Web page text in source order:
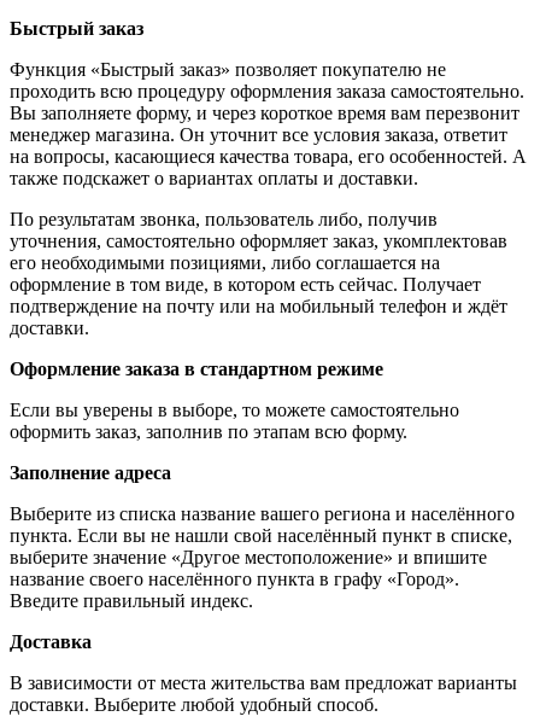
Быстрый заказ
Функция «Быстрый заказ» позволяет покупателю не
проходить всю процедуру оформления заказа самостоятельно.
Вы заполняете форму, и через короткое время вам перезвонит
менеджер магазина. Он уточнит все условия заказа, ответит
на вопросы, касающиеся качества товара, его особенностей. А
также подскажет о вариантах оплаты и доставки.
По результатам звонка, пользователь либо, получив
уточнения, самостоятельно оформляет заказ, укомплектовав
его необходимыми позициями, либо соглашается на
оформление в том виде, в котором есть сейчас. Получает
подтверждение на почту или на мобильный телефон и ждёт
доставки.
Оформление заказа в стандартном режиме
Если вы уверены в выборе, то можете самостоятельно
оформить заказ, заполнив по этапам всю форму.
Заполнение адреса
Выберите из списка название вашего региона и населённого
пункта. Если вы не нашли свой населённый пункт в списке,
выберите значение «Другое местоположение» и впишите
название своего населённого пункта в графу «Город».
Введите правильный индекс.
Доставка
В зависимости от места жительства вам предложат варианты
доставки. Выберите любой удобный способ.